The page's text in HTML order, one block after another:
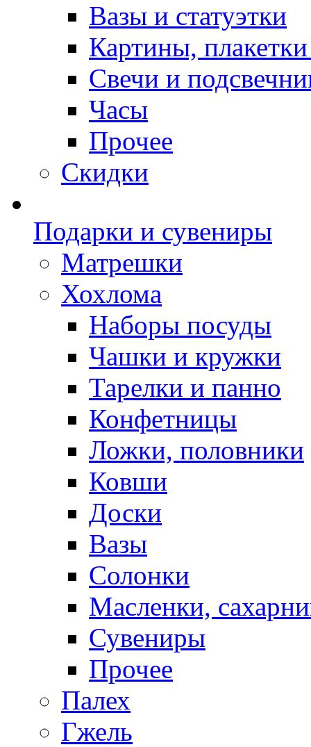
Вазы и статуэтки
Картины,
Свечи и
Часы
Прочее
Скидки
Подарки и сувениры
Матрешки
Хохлома
Наборы посуды
Чашки и кружки
Тарелки и панно
Конфетницы
Ложки, половники
Ковши
Доски
Вазы
Солонки
Масленки,
Сувениры
Прочее
Палех
Гжель